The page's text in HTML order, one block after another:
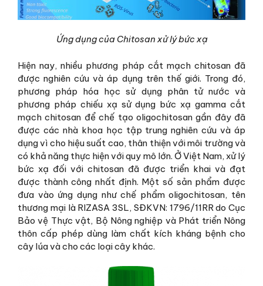
Ứng dụng của Chitosan xử lý bức xạ
Hiện nay, nhiều phương pháp cắt mạch chitosan đã
được nghiên cứu và áp dụng trên thế giới. Trong đó,
phương pháp hóa học sử dụng phân tử nước và
phương pháp chiếu xạ sử dụng bức xạ gamma cắt
mạch chitosan để chế tạo oligochitosan gần đây đã
được các nhà khoa học tập trung nghiên cứu và áp
dụng vì cho hiệu suất cao, thân thiện với môi trường và
có khả năng thực hiện với quy mô lớn. Ở Việt Nam, xử lý
bức xạ đối với chitosan đã được triển khai và đạt
được thành công nhất định. Một số sản phẩm được
đưa vào ứng dụng như chế phẩm oligochitosan, tên
thương mại là RIZASA 3SL, SĐKVN: 1796/11RR do Cục
Bảo vệ Thực vật, Bộ Nông nghiệp và Phát triển Nông
thôn cấp phép dùng làm chất kích kháng bệnh cho
cây lúa và cho các loại cây khác.